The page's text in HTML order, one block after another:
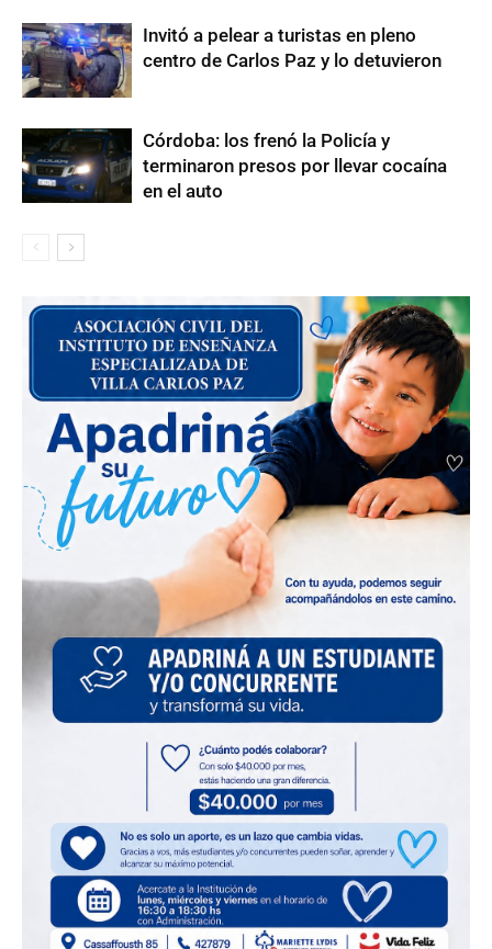
Invitó a pelear a turistas en pleno
centro de Carlos Paz y lo detuvieron
Córdoba: los frenó la Policía y
terminaron presos por llevar cocaína
en el auto